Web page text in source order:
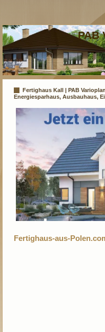
PAB
Fertighaus Kall | PAB
Energiesparhaus, Ausbauhaus,
Fertighaus-aus-